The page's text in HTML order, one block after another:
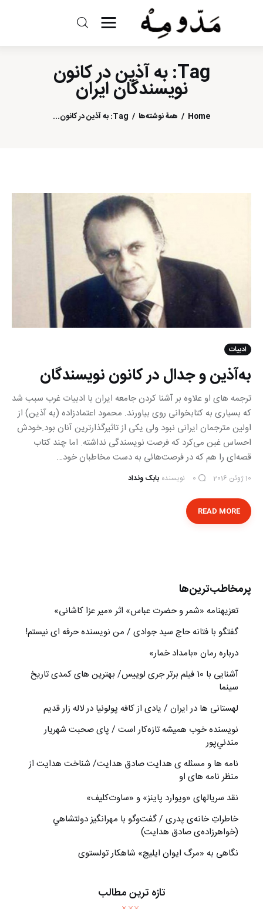
Tag: به آذین در کانون
نویسندگان ایران
Home همهٔ نوشته‌ها Tag: به آذین در کانون...
مد و مه
ادبیات
سینما
درباره ما
ادبیات
به‌آذین و جدال در کانون نویسندگان
ترجمه های او علاوه بر آشنا کردن جامعه ایران با ادبیات غرب سبب شد
که بسیاری به کتابخوانی روی بیاورند. محمود اعتمادزاده (به آذین) از
اولین مترجمان ایرانی نبود ولی یکی از تاثیرگذارترین آنان بود.خودش
احساس غبن می‌کرد که فرصت نویسندگی نداشته. اما چند کتاب
قصه‌ای را هم که در فرصت‌هائی به دست مخاطبان خود…
10 ژوئن 2016 0 نویسنده بابک ونداد
READ MORE
پرمخاطب‌ترین‌ها
تعزیه‎نامه‏ «شمر و حضرت عباس» اثر «میر عزا کاشانی»
گفتگو با فتانه حاج سید جوادی / من نویسنده حرفه ای نیستم!
درباره رمان «بامداد خمار»
آشنایی با 10 فیلم برتر جری لوییس/ بهترین های کمدی تاریخ
سینما
لهستانی ها در ایران / یادی از کافه پولونیا در لاله زار قدیم
نويسنده خوب هميشه تازه‌كار است / پای صحبت شهريار
مندني‌پور
نامه ها و مسئله ی هدایت صادق هدایت/ شناخت هدایت از
منظر نامه های او
نقد سریالهای «ویوارد پاینز» و «ساوت‌کلیف»
خاطراتِ خانه‌ی پدری / گفت‌وگو با مهرانگيز دولتشاهي
(خواهرزاده‌ی صادق هدايت)
نگاهی به «مرگ ايوان ايليچ» شاهکار تولستوی
تازه ترین مطالب